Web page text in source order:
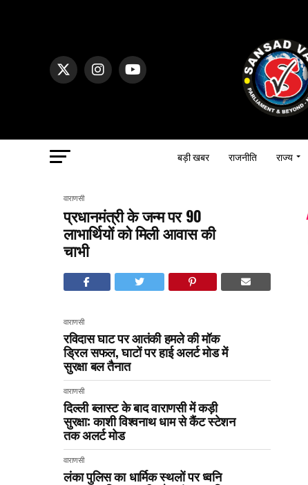
बड़ी खबर राजनीति राज्य
वाराणसी
प्रधानमंत्री के जन्म पर 90
लाभार्थियों को मिली आवास की
चाभी
वाराणसी
रविदास घाट पर आतंकी हमले की मॉक
ड्रिल सफल, घाटों पर हाई अलर्ट मोड में
सुरक्षा बल तैनात
वाराणसी
दिल्ली ब्लास्ट के बाद वाराणसी में कड़ी
सुरक्षा: काशी विश्वनाथ धाम से कैंट स्टेशन
तक अलर्ट मोड
वाराणसी
लंका पुलिस का धार्मिक स्थलों पर ध्वनि